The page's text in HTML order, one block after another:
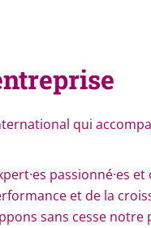
qui
passionné·es
et de la
sans cesse